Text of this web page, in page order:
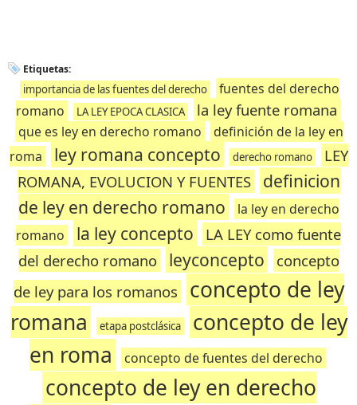
Etiquetas:
importancia de las fuentes del derecho
fuentes del derecho
romano
LA LEY EPOCA CLASICA la ley fuente romana
que es ley en derecho romano
definición de la ley en
roma
ley romana concepto derecho romano
LEY
ROMANA, EVOLUCION Y FUENTES
definicion
de ley en derecho romano
la ley en derecho
romano
la ley concepto
LA LEY como fuente
del derecho romano
leyconcepto
concepto
de ley para los romanos
concepto de ley
romana
etapa postclásica
concepto de ley
en roma
concepto de fuentes del derecho
concepto de ley en derecho